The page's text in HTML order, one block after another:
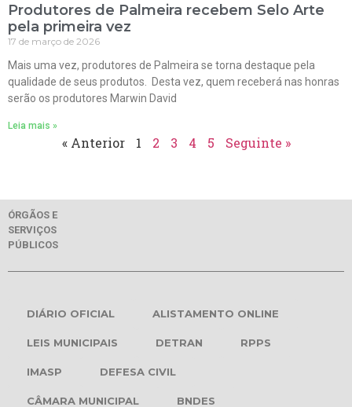
Produtores de Palmeira recebem Selo Arte
pela primeira vez
17 de março de 2026
Mais uma vez, produtores de Palmeira se torna destaque pela
qualidade de seus produtos. Desta vez, quem receberá nas honras
serão os produtores Marwin David
Leia mais »
« Anterior 1 2 3 4 5 Seguinte »
ÓRGÃOS E
SERVIÇOS
PÚBLICOS
DIÁRIO OFICIAL ALISTAMENTO ONLINE
LEIS MUNICIPAIS DETRAN RPPS
IMASP DEFESA CIVIL
CÂMARA MUNICIPAL BNDES